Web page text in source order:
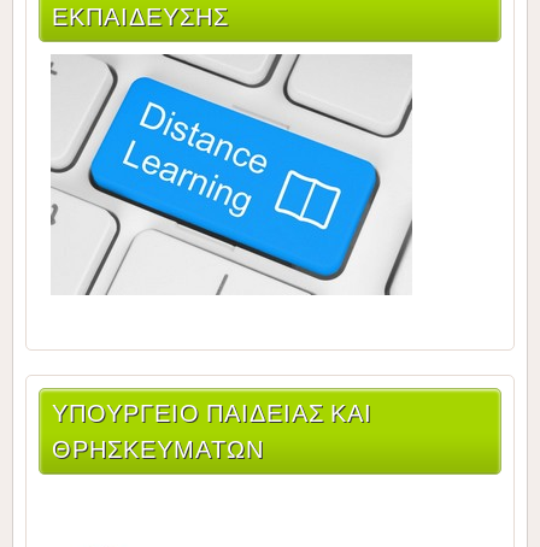
ΕΚΠΑΙΔΕΥΣΗΣ
ΥΠΟΥΡΓΕΊΟ ΠΑΙΔΕΊΑΣ ΚΑΙ
ΘΡΗΣΚΕΥΜΆΤΩΝ